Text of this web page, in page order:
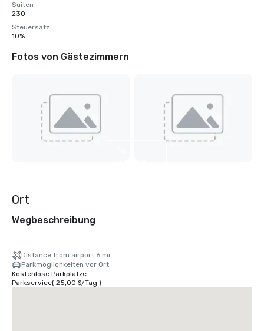
Suiten
230
Steuersatz
10%
Fotos von Gästezimmern
Ort
Wegbeschreibung
Distance from airport 6 mi
Parkmöglichkeiten vor Ort
Kostenlose Parkplätze
Parkservice( 25,00 $/Tag )